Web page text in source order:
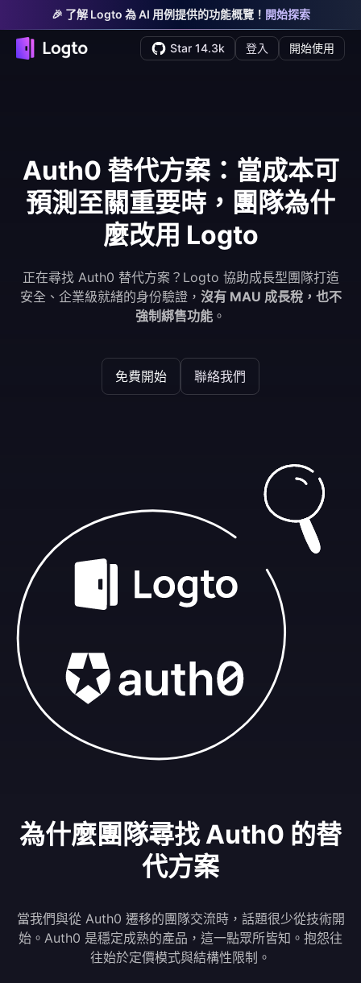
🎉 了解 Logto 為 AI 用例提供的功能概覽！ 開始探索
Star 14.3k 登入 開始使用
Auth0 替代方案：當成本可
預測至關重要時，團隊為什
麼改用 Logto
正在尋找 Auth0 替代方案？Logto 協助成長型團隊打造
安全、企業級就緒的身份驗證， 沒有 MAU 成長稅，也不
強制綁售功能 。
免費開始 聯絡我們
為什麼團隊尋找 Auth0 的替
代方案
當我們與從 Auth0 遷移的團隊交流時，話題很少從技術開
始。Auth0 是穩定成熟的產品，這一點眾所皆知。抱怨往
往始於定價模式與結構性限制。